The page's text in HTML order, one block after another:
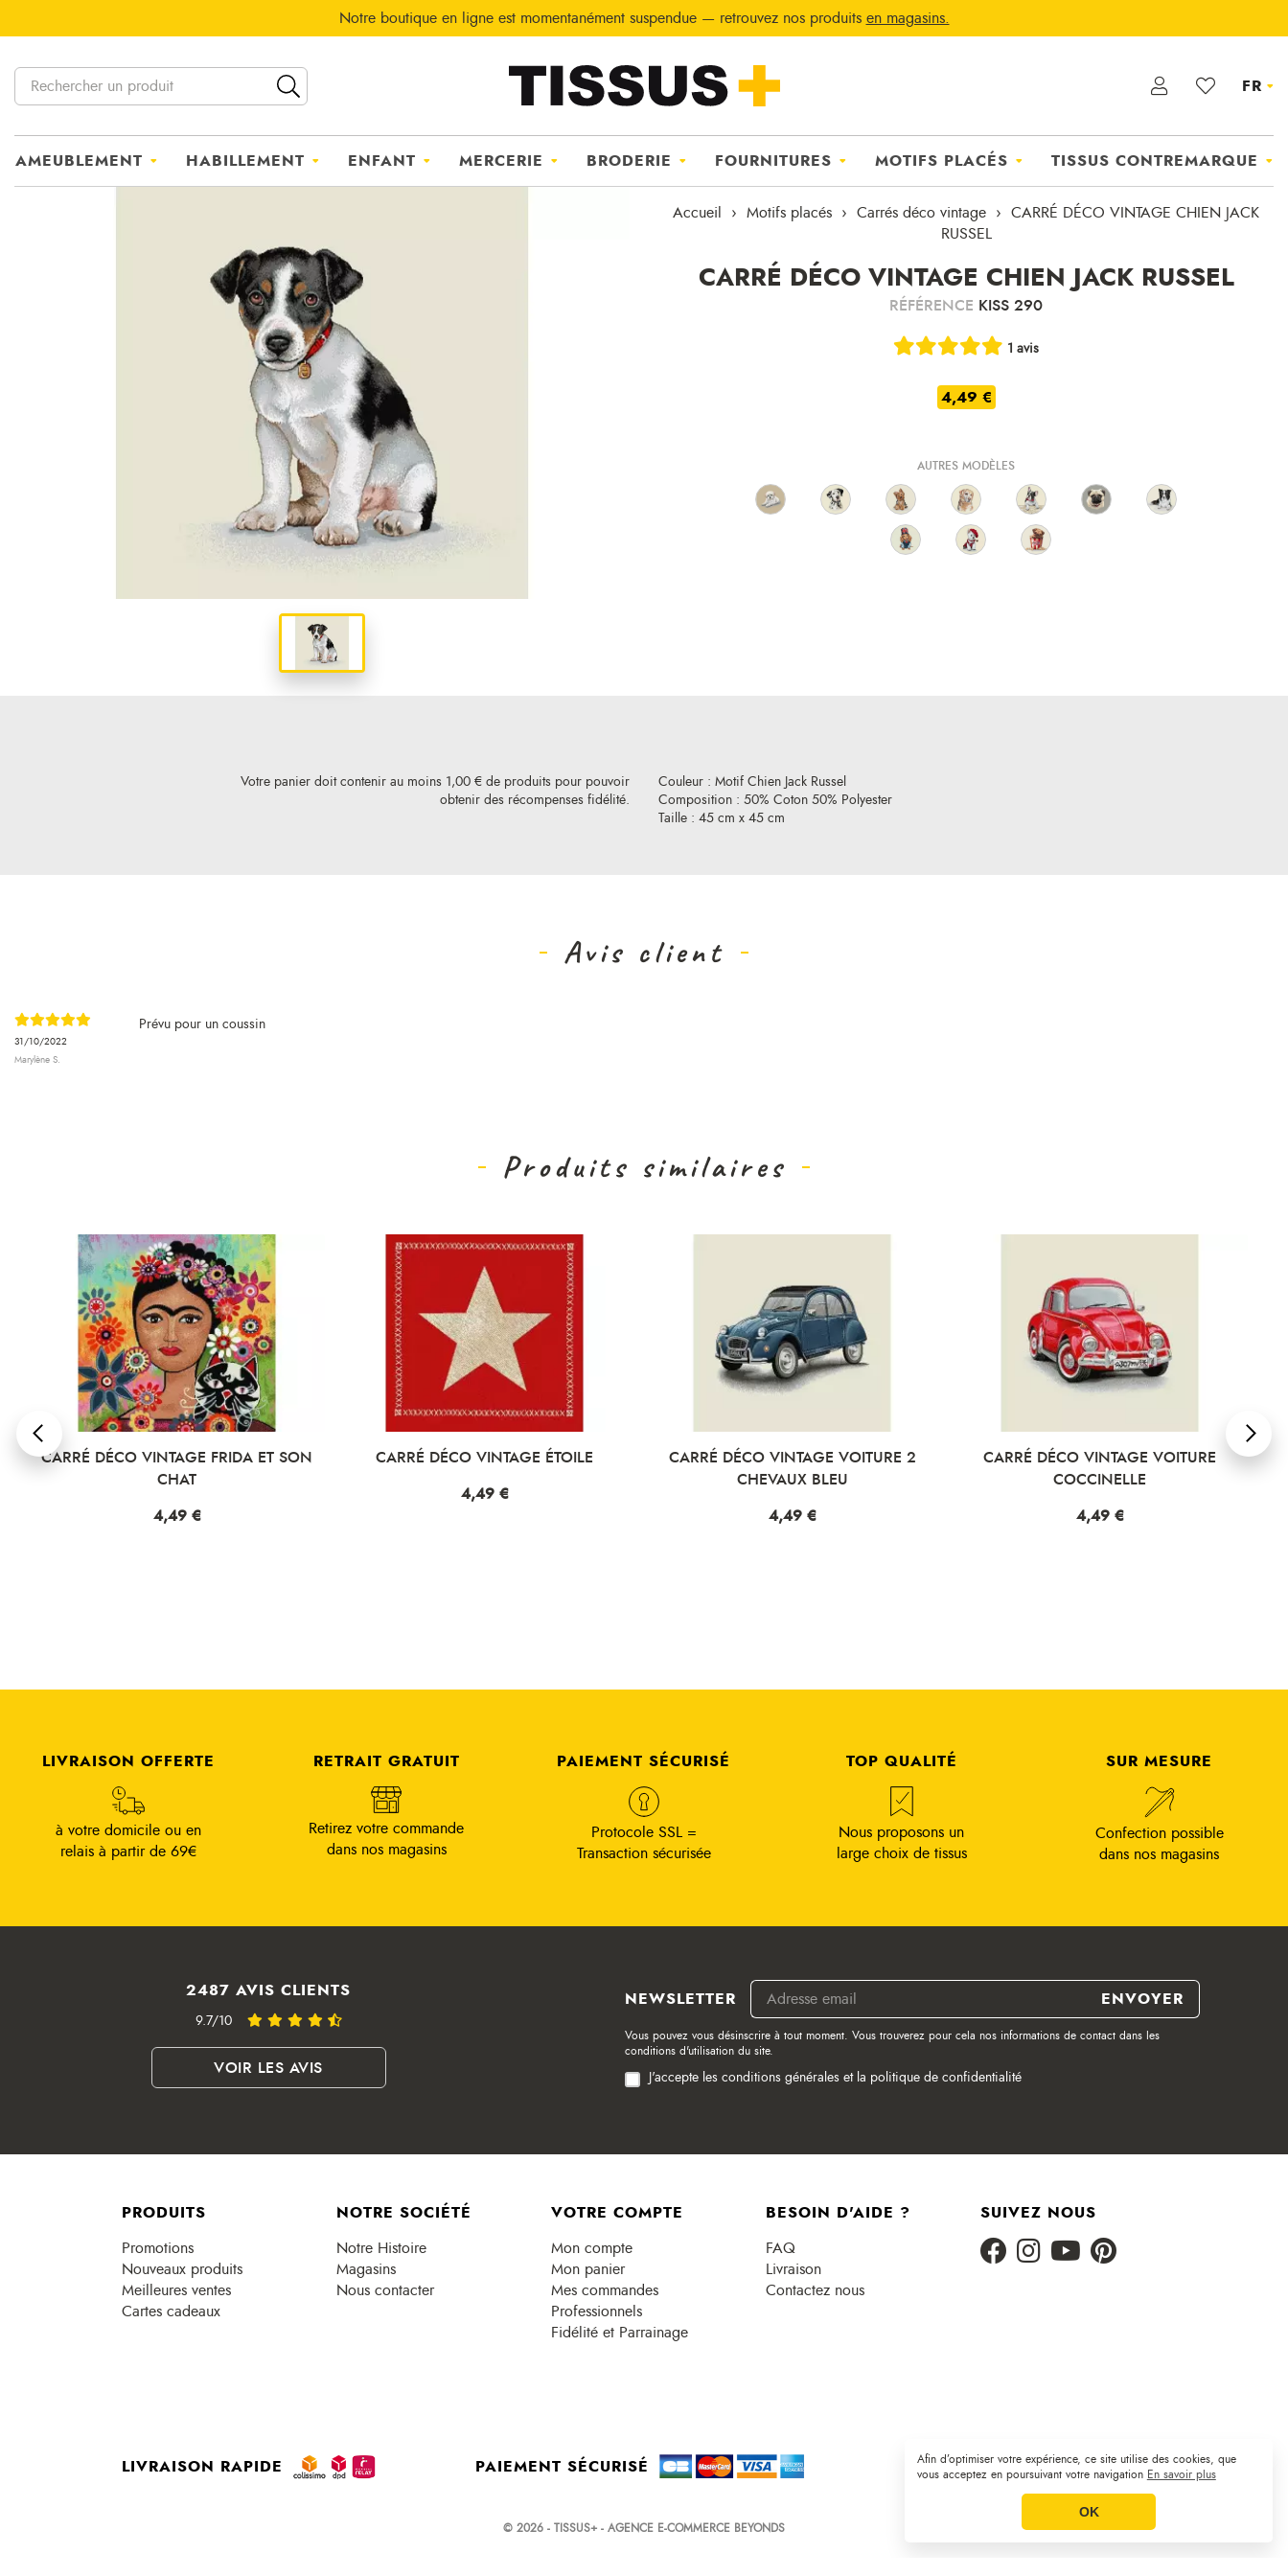
Afin d’optimiser votre expérience, ce site utilise des cookies, que
vous acceptez en poursuivant votre navigation En savoir plus
OK
Notre boutique en ligne est momentanément suspendue — retrouvez nos produits en magasins.
FR
AMEUBLEMENT HABILLEMENT ENFANT MERCERIE BRODERIE FOURNITURES MOTIFS PLACÉS TISSUS CONTREMARQUE
Accueil Motifs placés Carrés déco vintage
CARRÉ DÉCO VINTAGE CHIEN JACK
RUSSEL
CARRÉ DÉCO VINTAGE CHIEN JACK RUSSEL
RÉFÉRENCE KISS 290
1 avis
4,49 €
AUTRES MODÈLES
Votre panier doit contenir au moins 1,00 € de produits pour pouvoir
obtenir des récompenses fidélité.
Couleur : Motif Chien Jack Russel
Composition : 50% Coton 50% Polyester
Taille : 45 cm x 45 cm
Avis client
31/10/2022
Marylène S.
Prévu pour un coussin
Produits similaires
DÉCO VINTAGE FRIDA ET SON
4,49 €
CARRÉ DÉCO VINTAGE ÉTOILE
4,49 €
CARRÉ DÉCO VINTAGE VOITURE 2
CHEVAUX BLEU
4,49 €
CARRÉ DÉCO VINTAGE VOITURE
COCCINELLE
4,49 €
LIVRAISON OFFERTE
à votre domicile ou en
relais à partir de 69€
RETRAIT GRATUIT
Retirez votre commande
dans nos magasins
PAIEMENT SÉCURISÉ
Protocole SSL =
Transaction sécurisée
TOP QUALITÉ
Nous proposons un
large choix de tissus
SUR MESURE
Confection possible
dans nos magasins
2487 AVIS CLIENTS
9.7/10
VOIR LES AVIS
NEWSLETTER
Vous pouvez vous désinscrire à tout moment. Vous trouverez pour cela nos informations de contact dans les
conditions d'utilisation du site.
J'accepte les conditions générales et la politique de confidentialité
PRODUITS
Promotions
Nouveaux produits
Meilleures ventes
Cartes cadeaux
NOTRE SOCIÉTÉ
Notre Histoire
Magasins
Nous contacter
VOTRE COMPTE
Mon compte
Mon panier
Mes commandes
Professionnels
Fidélité et Parrainage
BESOIN D'AIDE ?
FAQ
Livraison
Contactez nous
SUIVEZ NOUS
LIVRAISON RAPIDE PAIEMENT SÉCURISÉ Plan du site | CGV | Mentions légales
© 2026 - TISSUS+ - AGENCE E-COMMERCE BEYONDS